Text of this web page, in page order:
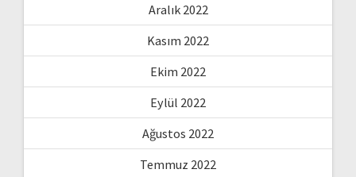
Aralık 2022
Kasım 2022
Ekim 2022
Eylül 2022
Ağustos 2022
Temmuz 2022